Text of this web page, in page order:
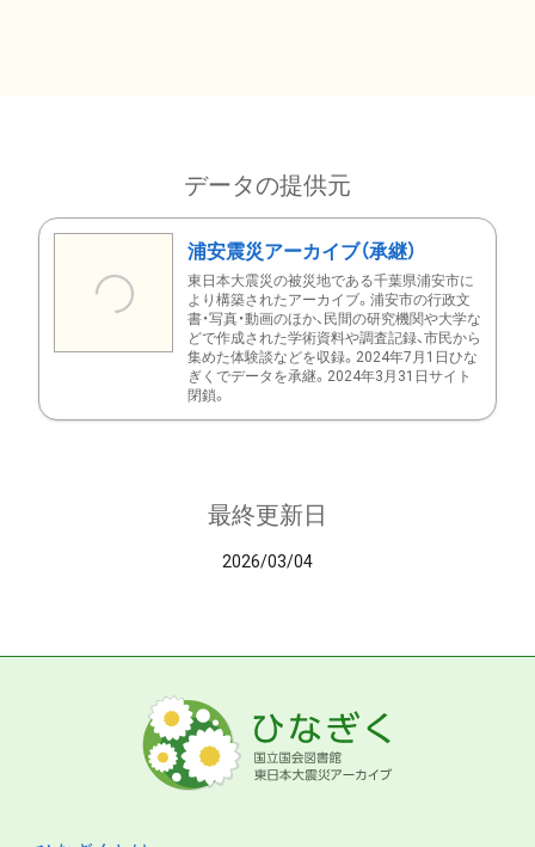
データの提供元
浦安震災アーカイブ（承継）
東日本大震災の被災地である千葉県浦安市に
より構築されたアーカイブ。浦安市の行政文
書・写真・動画のほか、民間の研究機関や大学な
どで作成された学術資料や調査記録、市民から
集めた体験談などを収録。2024年7月1日ひな
ぎくでデータを承継。2024年3月31日サイト
閉鎖。
最終更新日
2026/03/04